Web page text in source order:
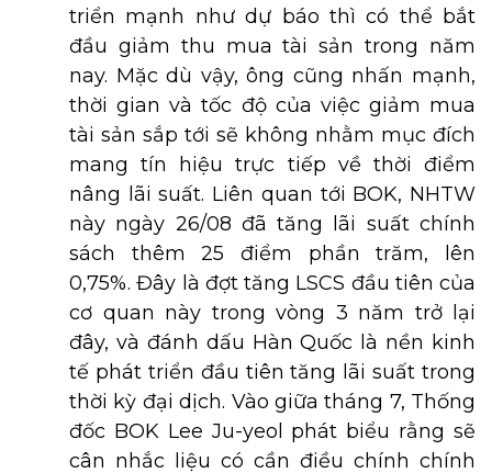
triển mạnh như dự báo thì có thể bắt
đầu giảm thu mua tài sản trong năm
nay. Mặc dù vậy, ông cũng nhấn mạnh,
thời gian và tốc độ của việc giảm mua
tài sản sắp tới sẽ không nhằm mục đích
mang tín hiệu trực tiếp về thời điểm
nâng lãi suất. Liên quan tới BOK, NHTW
này ngày 26/08 đã tăng lãi suất chính
sách thêm 25 điểm phần trăm, lên
0,75%. Đây là đợt tăng LSCS đầu tiên của
cơ quan này trong vòng 3 năm trở lại
đây, và đánh dấu Hàn Quốc là nền kinh
tế phát triển đầu tiên tăng lãi suất trong
thời kỳ đại dịch. Vào giữa tháng 7, Thống
đốc BOK Lee Ju-yeol phát biểu rằng sẽ
cân nhắc liệu có cần điều chính chính